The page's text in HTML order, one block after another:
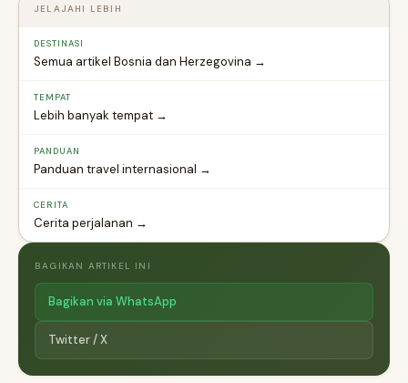
JELAJAHI LEBIH
DESTINASI
Semua artikel Bosnia dan Herzegovina →
TEMPAT
Lebih banyak tempat →
PANDUAN
Panduan travel internasional →
CERITA
Cerita perjalanan →
BAGIKAN ARTIKEL INI
Bagikan via WhatsApp
Twitter / X